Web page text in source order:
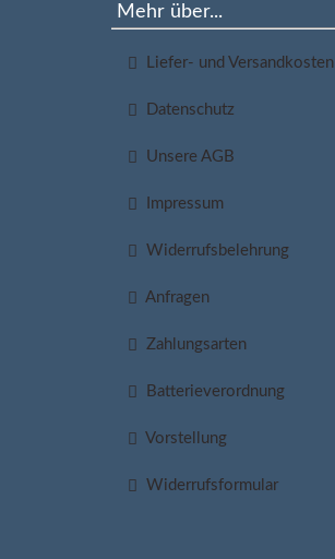
Mehr über...
Liefer- und Versandkosten
Datenschutz
Unsere AGB
Impressum
Widerrufsbelehrung
Anfragen
Zahlungsarten
Batterieverordnung
Vorstellung
Widerrufsformular